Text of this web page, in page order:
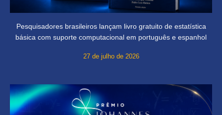
Pesquisadores brasileiros lançam livro gratuito de estatística
básica com suporte computacional em português e espanhol
27 de julho de 2026